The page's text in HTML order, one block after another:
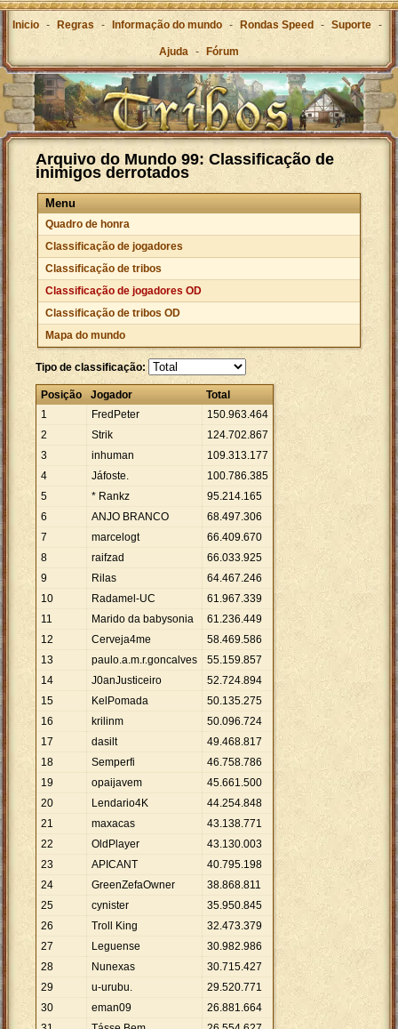
Inicio - Regras - Informação do mundo - Rondas Speed - Suporte -
Ajuda - Fórum
Arquivo do Mundo 99: Classificação de
inimigos derrotados
Menu
Quadro de honra
Classificação de jogadores
Classificação de tribos
Classificação de jogadores OD
Classificação de tribos OD
Mapa do mundo
Tipo de classificação:
Posição Jogador
Total
1
FredPeter 150.963.464
2
Strik 124.702.867
3
inhuman 109.313.177
4
Jáfoste. 100.786.385
5
* Rankz 95.214.165
6
ANJO BRANCO 68.497.306
7
marcelogt 66.409.670
8
raifzad 66.033.925
9
Rilas 64.467.246
10
Radamel-UC 61.967.339
11
Marido da babysonia 61.236.449
12
Cerveja4me 58.469.586
13
paulo.a.m.r.goncalves 55.159.857
14
J0anJusticeiro 52.724.894
15
KelPomada 50.135.275
16
krilinm 50.096.724
17
dasilt 49.468.817
18
Semperfi 46.758.786
19
opaijavem 45.661.500
20
Lendario4K 44.254.848
21
maxacas 43.138.771
22
OldPlayer 43.130.003
23
APICANT 40.795.198
24
GreenZefaOwner 38.868.811
25
cynister 35.950.845
26
Troll King 32.473.379
27
Leguense 30.982.986
28
Nunexas 30.715.427
29
u-urubu. 29.520.771
30
eman09 26.881.664